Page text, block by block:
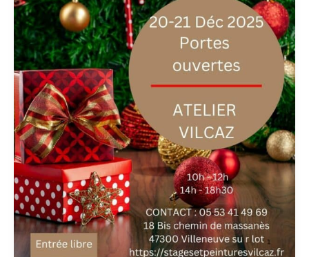
Ouvertes
Atelier
Vilcaz
20-
21
Dec
2025